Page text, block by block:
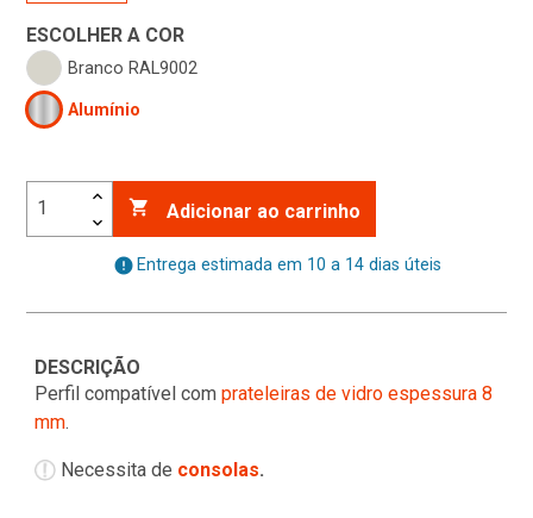
ESCOLHER A COR
Branco RAL9002
Alumínio
 Adicionar ao carrinho
error Entrega estimada em 10 a 14 dias úteis
DESCRIÇÃO
Perfil compatível com prateleiras de vidro espessura 8
mm.
Necessita de consolas.